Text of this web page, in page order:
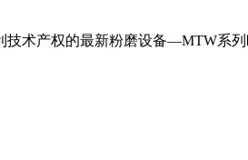
术产权的最新粉磨设备—MTW系